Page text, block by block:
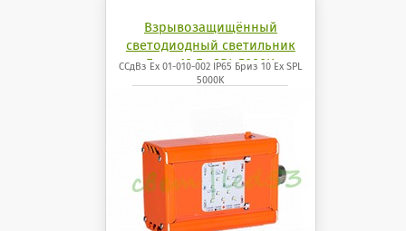
Взрывозащищённый
светодиодный светильник
Бриз 10 Ех SPL 5000K
ССдВз Ех 01-010-002 IP65 Бриз 10 Ех SPL
5000K